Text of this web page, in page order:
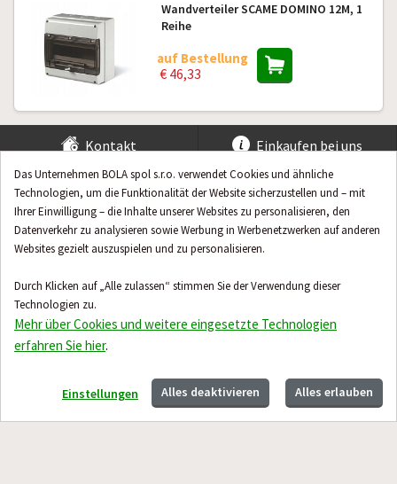
Das Unternehmen BOLA spol s.r.o. verwendet Cookies und ähnliche
Technologien, um die Funktionalität der Website sicherzustellen und – mit
Ihrer Einwilligung – die Inhalte unserer Websites zu personalisieren, den
Datenverkehr zu analysieren sowie Werbung in Werbenetzwerken auf anderen
Websites gezielt auszuspielen und zu personalisieren.
Durch Klicken auf „Alle zulassen“ stimmen Sie der Verwendung dieser
Technologien zu.
Mehr über Cookies und weitere eingesetzte Technologien
erfahren Sie hier.
Einstellungen Alles deaktivieren Alles erlauben
Wandverteiler SCAME DOMINO 12M, 1
Reihe
auf Bestellung
€ 46,33
Kontakt Einkaufen bei uns
Hilfe & Beratung